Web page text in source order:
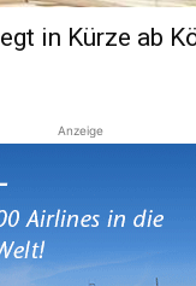
in Kürze ab
Anzeige